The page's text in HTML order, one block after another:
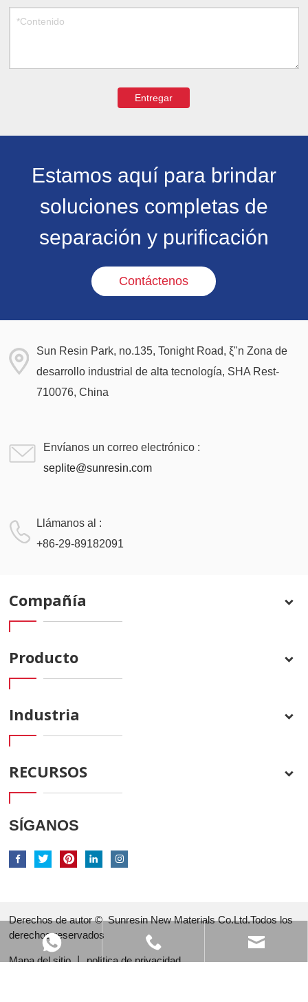
Entregar
Estamos aquí para brindar
soluciones completas de
separación y purificación
Contáctenos
Sun Resin Park, no.135, Tonight Road, ξ"n Zona de
desarrollo industrial de alta tecnología, SHA Rest-
710076, China
Envíanos un correo electrónico :
seplite@sunresin.com
Llámanos al :
+86-29-89182091
Compañía
Producto
Industria
RECURSOS
SÍGANOS
Derechos de autor ©Sunresin New Materials Co.Ltd.Todos los
derechos reservados
Mapa del sitio丨política de privacidad